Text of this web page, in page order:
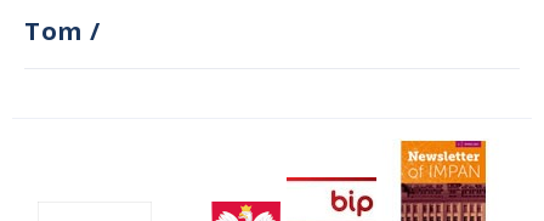
Tom /